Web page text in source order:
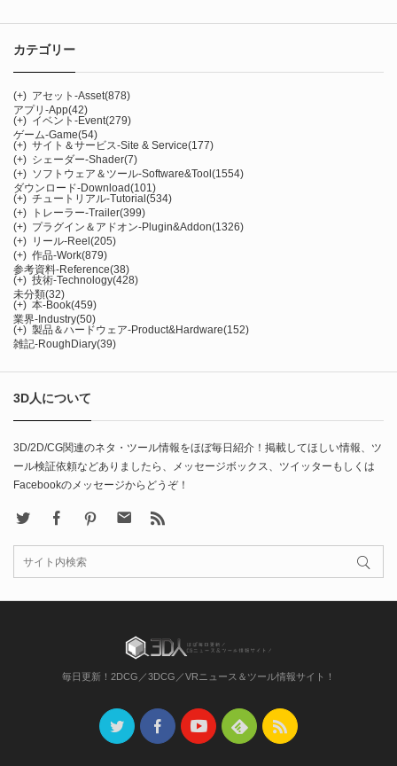
カテゴリー
(+) アセット-Asset(878)
アプリ-App(42)
(+) イベント-Event(279)
ゲーム-Game(54)
(+) サイト＆サービス-Site & Service(177)
(+) シェーダー-Shader(7)
(+) ソフトウェア＆ツール-Software&Tool (1554)
ダウンロード-Download(101)
(+) チュートリアル-Tutorial (534)
(+)
トレーラー-Trailer(399)
(+) プラグイン＆アドオン-Plugin&Addon(1326)
(+) リール-Reel (205)
(+) 作品-Work(879)
参考資料-Reference(38)
(+) 技術-Technology(428)
未分類(32)
(+) 本-Book(459)
業界-Industry(50)
(+) 製品＆ハードウェア-Product&Hardware(152)
雑記-RoughDiary(39)
3D人について
3D/2D/CG関連のネタ・ツール情報をほぼ毎日紹介！掲載してほしい情報、ツ
ール検証依頼などありましたら、メッセージボックス、ツイッターもしくは
Facebookのメッセージからどうぞ！
FacebookPinterest Contact
毎日更新！2DCG／3DCG／VRニュース＆ツール情報サイト！